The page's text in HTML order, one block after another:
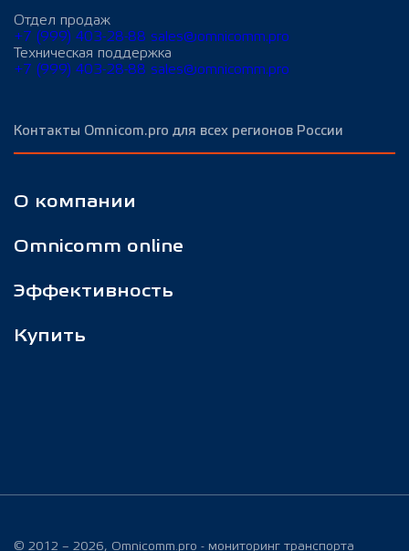
Отдел продаж
+7 (999) 403-28-88 sales@omnicomm.pro
Техническая поддержка
+7 (999) 403-28-88 sales@omnicomm.pro
Контакты Omnicom.pro для всех регионов России
О компании
Omnicomm online
Эффективность
Купить
© 2012 – 2026, Omnicomm.pro - мониторинг транспорта